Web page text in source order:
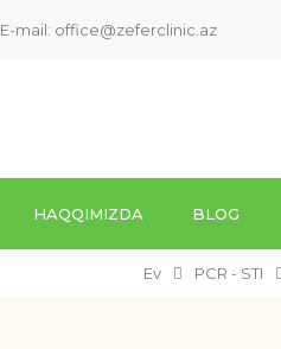
E-mail: office@zeferclinic.az
HAQQIMIZDA BLOG
Ev PCR - STI